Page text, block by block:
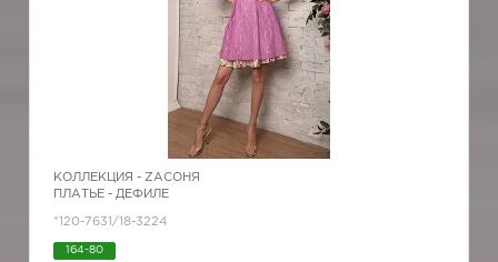
КОЛЛЕКЦИЯ - ZAСОНЯ
ПЛАТЬЕ - ДЕФИЛЕ
*120-7631/18-3224
164-80